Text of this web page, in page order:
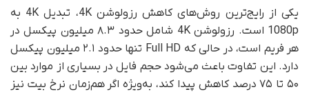
یکی از رایج‌ترین روش‌های کاهش رزولوشن 4K، تبدیل 4K به
1080p است. رزولوشن 4K شامل حدود ۸.۳ میلیون پیکسل در
هر فریم است، در حالی که Full HD تنها حدود ۲.۱ میلیون پیکسل
دارد. این تفاوت باعث می‌شود حجم فایل در بسیاری از موارد بین
۵۰ تا ۷۵ درصد کاهش پیدا کند، به‌ویژه اگر هم‌زمان نرخ بیت نیز